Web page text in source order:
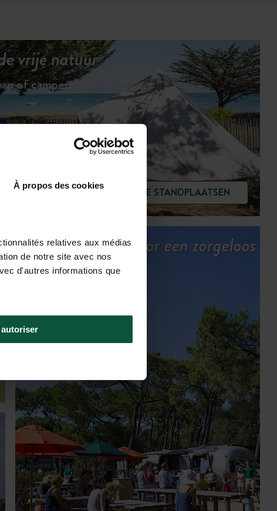
À propos des cookies
relatives aux médias
de notre site avec nos
d'autres informations que
vrije natuur
of camper
BEKIJK DE STANDPLAATSEN
Onze services voor een zorgeloos
verblijf